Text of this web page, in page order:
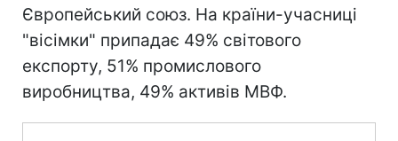
Європейський союз. На країни-учасниці
"вісімки" припадає 49% світового
експорту, 51% промислового
виробництва, 49% активів МВФ.